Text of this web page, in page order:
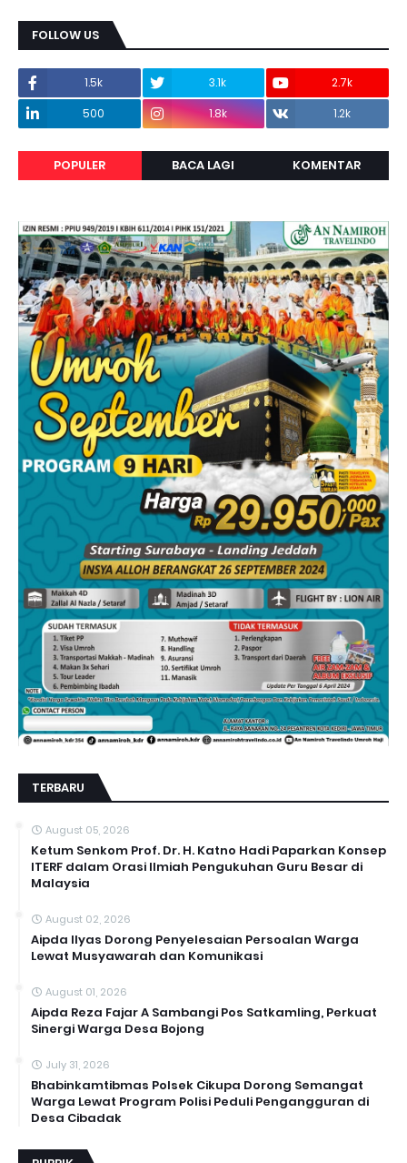
FOLLOW US
1.5k 3.1k
2.7k
500
1.8k 1.2k
POPULER BACA LAGI KOMENTAR
TERBARU
August 05, 2026
Ketum Senkom Prof. Dr. H. Katno Hadi Paparkan Konsep
ITERF dalam Orasi Ilmiah Pengukuhan Guru Besar di
Malaysia
August 02, 2026
Aipda Ilyas Dorong Penyelesaian Persoalan Warga
Lewat Musyawarah dan Komunikasi
August 01, 2026
Aipda Reza Fajar A Sambangi Pos Satkamling, Perkuat
Sinergi Warga Desa Bojong
July 31, 2026
Bhabinkamtibmas Polsek Cikupa Dorong Semangat
Warga Lewat Program Polisi Peduli Pengangguran di
Desa Cibadak